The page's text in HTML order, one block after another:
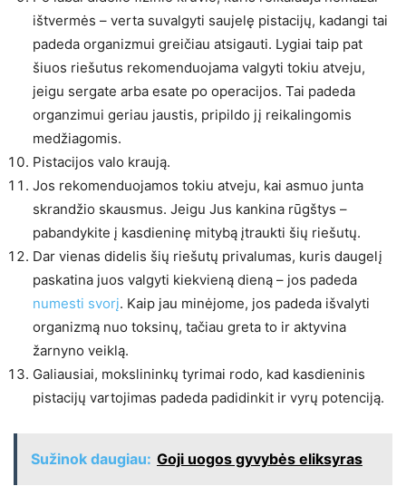
ištvermės – verta suvalgyti saujelę pistacijų, kadangi tai
padeda organizmui greičiau atsigauti. Lygiai taip pat
šiuos riešutus rekomenduojama valgyti tokiu atveju,
jeigu sergate arba esate po operacijos. Tai padeda
organzimui geriau jaustis, pripildo jį reikalingomis
medžiagomis.
Pistacijos valo kraują.
Jos rekomenduojamos tokiu atveju, kai asmuo junta
skrandžio skausmus. Jeigu Jus kankina rūgštys –
pabandykite į kasdieninę mitybą įtraukti šių riešutų.
Dar vienas didelis šių riešutų privalumas, kuris daugelį
paskatina juos valgyti kiekvieną dieną – jos padeda
numesti svorį. Kaip jau minėjome, jos padeda išvalyti
organizmą nuo toksinų, tačiau greta to ir aktyvina
žarnyno veiklą.
Galiausiai, mokslininkų tyrimai rodo, kad kasdieninis
pistacijų vartojimas padeda padidinkit ir vyrų potenciją.
Sužinok daugiau: Goji uogos gyvybės eliksyras